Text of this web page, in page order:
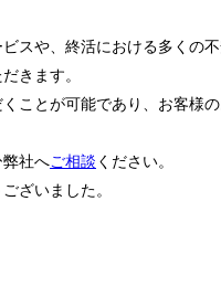
スや、終活における多くの
きます。
ことが可能であり、お客様
社へご相談 ください。
ざいました。